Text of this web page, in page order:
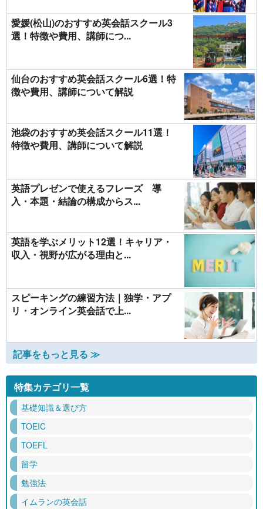
愛媛(松山)のおすすめ英会話スクール3
選！特徴や費用、講師につ...
仙台のおすすめ英会話スクール6選！特
徴や費用、講師について解説
池袋のおすすめ英会話スクール11選！
特徴や費用、講師について解説
英語プレゼンで使えるフレーズ 導
入・本題・結論の構成からス...
英語を学ぶメリット12選！キャリア・
収入・視野が広がる理由と...
スピーキングの練習方法｜独学・アプ
リ・オンライン英会話で上...
記事をもっと見る ≫
特集カテゴリ一覧
基礎知識＆選び方
TOEIC
TOEFL
留学
勉強法
イムランの英会話